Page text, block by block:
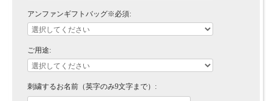
アンファンギフトバッグ※必須:
ご用途:
刺繍するお名前（英字のみ9文字まで）: